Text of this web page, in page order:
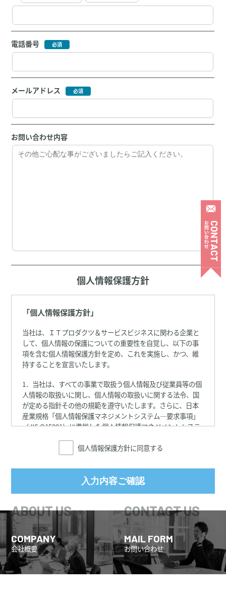
電話番号
メールアドレス
お問い合わせ内容
個人情報保護方針
「個人情報保護方針」
当社は、ＩＴプロダクツ＆サービスビジネスに関わる企業と
して、個人情報の保護についての重要性を自覚し、以下の事
項を含む個人情報保護方針を定め、これを実施し、かつ、維
持することを宣言いたします。
1．当社は、すべての事業で取扱う個人情報及び従業員等の個
人情報の取扱いに関し、個人情報の取扱いに関する法令、国
が定める指針その他の規範を遵守いたします。さらに、日本
産業規格「個人情報保護マネジメントシステム―要求事項」
（JIS Q15001）に準拠した個人情報保護マネジメントシステ
2．当社は、個人情報の取得、利用にあたっては、その利用目
的を特定することとし、特定された利用目的の達成に必要な
範囲を超えた個人情報の取扱い（目的外利用）はいたしませ
ん。また、目的外利用を行わないために、適切な管理措置を
3．当社は、ご本人の同意を得ている場合や法令にもとづく場
合等を除き、取得した個人情報を第三者に提供することはい
たしません。
4．当社は、個人情報の取扱いに関する苦情及び相談を受けた
場合は、その内容について迅速に事実関係等を調査し、合理
個人情報保護方針に同意する
COMPANY
会社概要
MAIL FORM
お問い合わせ